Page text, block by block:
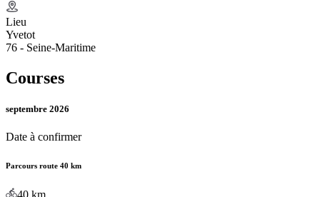
Lieu
Yvetot
76 - Seine-Maritime
Courses
septembre 2026
Date à confirmer
Parcours route 40 km
40 km